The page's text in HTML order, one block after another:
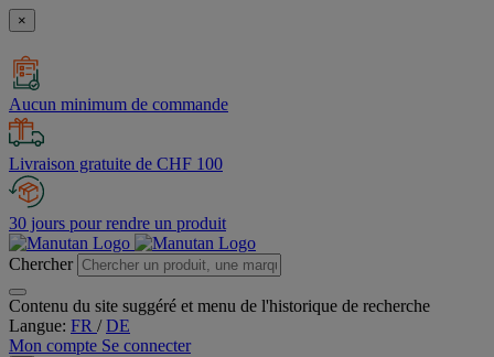
×
Aucun minimum de commande
Livraison gratuite de CHF 100
30 jours pour rendre un produit
Chercher
Contenu du site suggéré et menu de l'historique de recherche
Langue: FR /DE
Mon compte Se connecter